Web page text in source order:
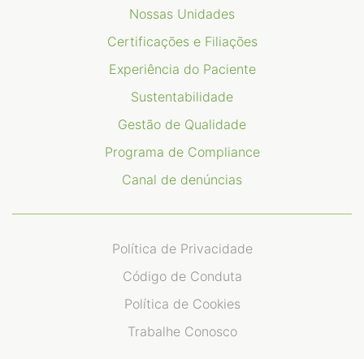
Nossas Unidades
Certificações e Filiações
Experiência do Paciente
Sustentabilidade
Gestão de Qualidade
Programa de Compliance
Canal de denúncias
Política de Privacidade
Código de Conduta
Política de Cookies
Trabalhe Conosco